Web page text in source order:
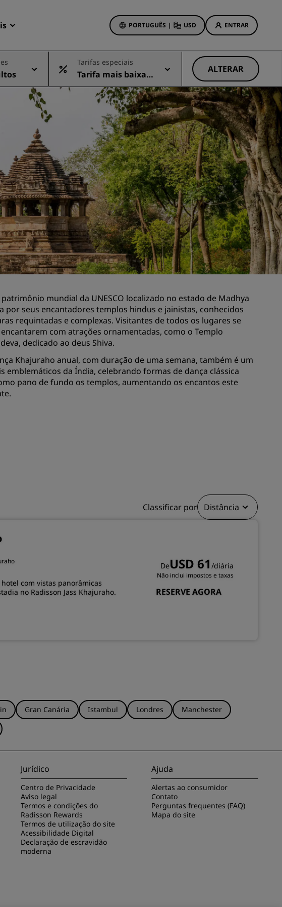
Radisson Rewards
Minhas reservas
PORTUGUÊS | USD ENTRAR
hotel
com serviços
hotéis
Meetings
para
eventos
Ofertas de hotéis
Conheça nossas ofertas
Prêmios desde o primeiro
momento
Deals of the Day
Reserve com antecedência
Confira nossos pacotes
Ideias de viagens
Hotéis familiares
Rad Pets
Espaços para casamentos
Estadias sustentáveis
Viajante a trabalho
Hotéis no centro da cidade
Acesse nosso blog
Radisson Rewards
Conheça o Radisson Rewards
Tarifas especiais
Tarifa mais baixa d
isponível
ALTERAR
mundial da UNESCO localizado no estado de Madhya
por seus encantadores templos hindus e jainistas, conhecidos
requintadas e complexas. Visitantes de todos os lugares se
com atrações ornamentadas, como o Templo
dedicado ao deus Shiva.
Khajuraho anual, com duração de uma semana, também é um
emblemáticos da Índia, celebrando formas de dança clássica
pano de fundo os templos, aumentando os encantos este
Classificar por Distância
com vistas panorâmicas
no Radisson Jass Khajuraho.
DeUSD 61 /diária
Não inclui impostos e taxas
RESERVE AGORA
Gran Canária Istambul Londres
Manchester
Jurídico
Centro de Privacidade
Aviso legal
Termos e condições do
Radisson Rewards
Termos de utilização do site
Acessibilidade Digital
Declaração de escravidão
moderna
Ajuda
Alertas ao consumidor
Contato
Perguntas frequentes (FAQ)
Mapa do site